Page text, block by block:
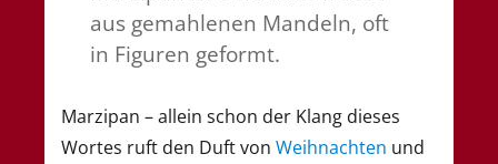
aus gemahlenen Mandeln, oft
in Figuren geformt.
Marzipan – allein schon der Klang dieses
Wortes ruft den Duft von Weihnachten und